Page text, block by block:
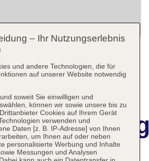
By
– Ihr Nutzungserlebnis
und andere Technologien, die für
auf unserer Website notwendig
soweit Sie einwilligen und
können wir sowie unsere bis zu
Cookies auf Ihrem Gerät
verwenden und
Daten [z. B. IP-Adresse] von Ihnen
um Ihnen auf oder neben
personalisierte Werbung und Inhalte
Messungen und Analysen